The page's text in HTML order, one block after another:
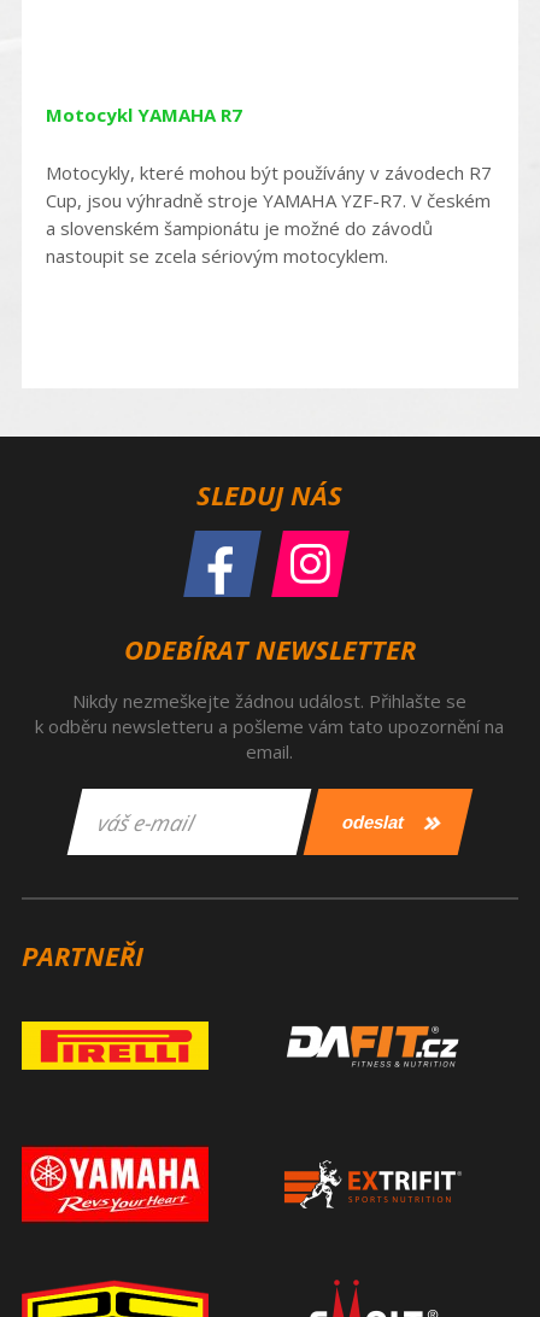
Motocykl YAMAHA R7
Motocykly, které mohou být používány v závodech R7
Cup, jsou výhradně stroje YAMAHA YZF-R7. V českém
a slovenském šampionátu je možné do závodů
nastoupit se zcela sériovým motocyklem.
SLEDUJ NÁS
ODEBÍRAT NEWSLETTER
Nikdy nezmeškejte žádnou událost. Přihlašte se
k odběru newsletteru a pošleme vám tato upozornění na
email.
PARTNEŘI